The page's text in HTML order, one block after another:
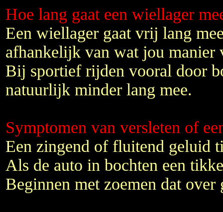
Hoe lang gaat een wiellager
Een wiellager gaat vrij lang
afhankelijk van wat jou manier
Bij sportief rijden vooral door
natuurlijk minder lang mee.
Symptomen van versleten of
Een zingend of fluitend geluid
Als de auto in bochten een
Beginnen met zoemen dat over